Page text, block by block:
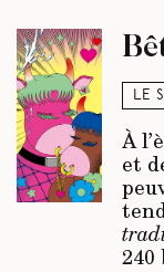
Le
À
et
240